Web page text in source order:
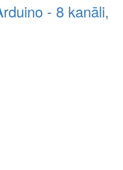
- 8 kanāli,